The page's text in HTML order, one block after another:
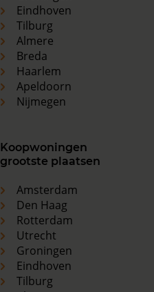
Eindhoven
Tilburg
Almere
Breda
Haarlem
Apeldoorn
Nijmegen
Koopwoningen
grootste plaatsen
Amsterdam
Den Haag
Rotterdam
Utrecht
Groningen
Eindhoven
Tilburg